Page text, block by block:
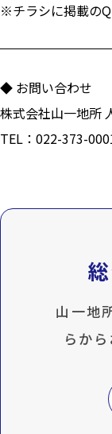
※チラシに掲載の
◆ お問い合わせ
株式会社山一地所
TEL：022-373-
山一地
らか